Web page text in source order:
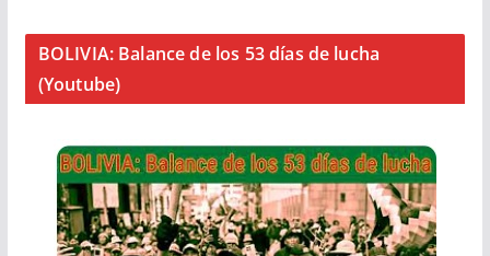
BOLIVIA: Balance de los 53 días de lucha
(Youtube)